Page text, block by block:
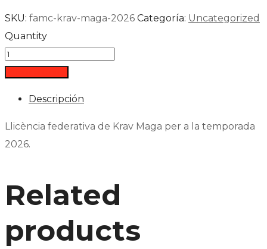
SKU: famc-krav-maga-2026 Categoría: Uncategorized
Quantity
Descripción
Llicència federativa de Krav Maga per a la temporada
2026.
Related
products